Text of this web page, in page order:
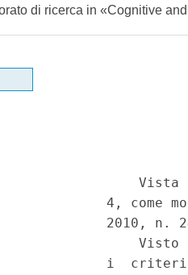
di ricerca in «Cognitive